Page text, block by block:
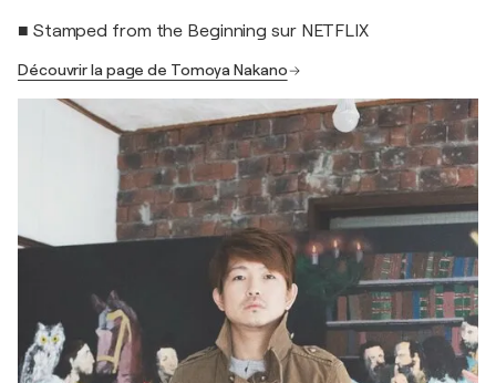
■ Stamped from the Beginning sur NETFLIX
Découvrir la page de Tomoya Nakano